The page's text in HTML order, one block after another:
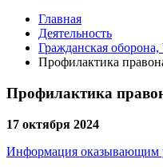
Главная
Деятельность
Гражданская
Профилактика
Профилактика
17 октября 2024
Информация оказывающим